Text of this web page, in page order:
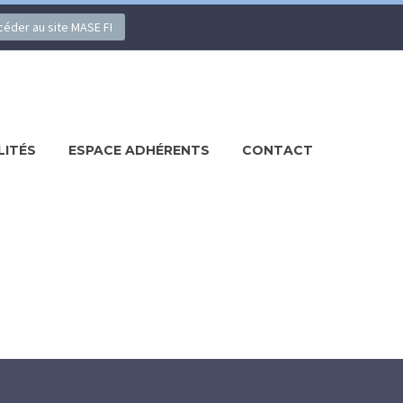
au site MASE FI
ESPACE ADHÉRENTS CONTACT